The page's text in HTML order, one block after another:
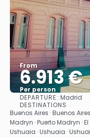
From
6.913 €
Per person
DEPARTURE::Madrid
DESTINATIONS
Buenos Aires · Buenos
Madryn · Puerto Madryn ·
Ushuaia · Ushuaia ·